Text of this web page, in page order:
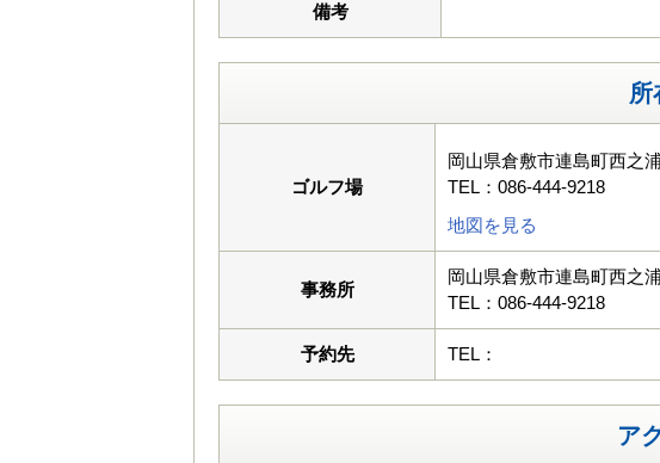
備考
所
ゴルフ場
岡山県倉敷市連島町西之
TEL：086-444-9218
地図を見る
事務所
岡山県倉敷市連島町西之
TEL：086-444-9218
予約先 TEL：
ア